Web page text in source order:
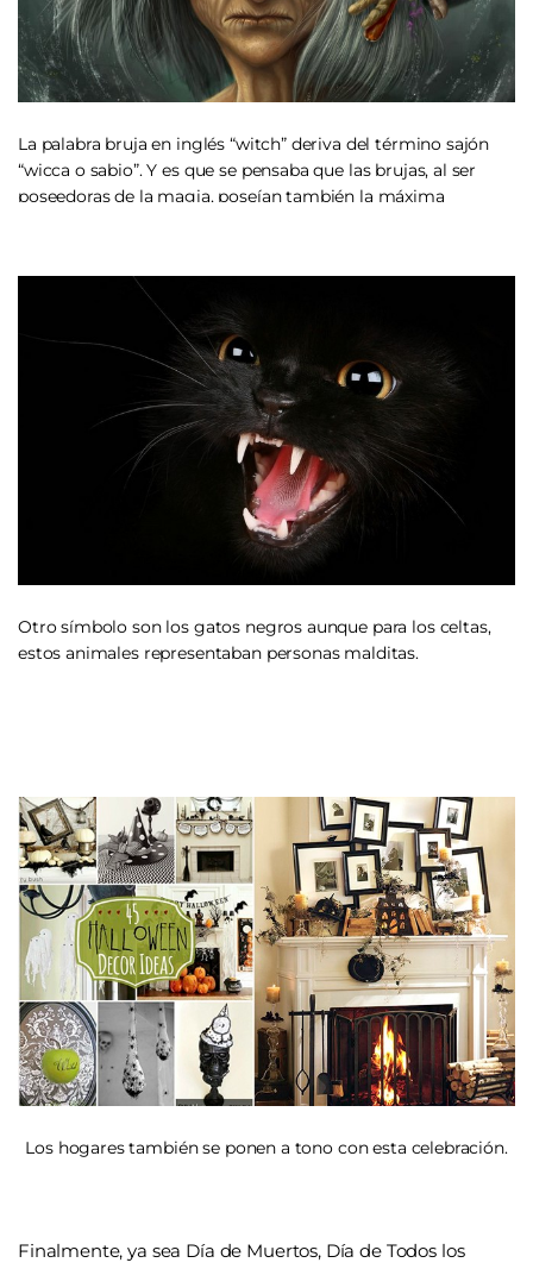
La palabra bruja en inglés “witch” deriva del término sajón
“wicca o sabio”. Y es que se pensaba que las brujas, al ser
poseedoras de la magia, poseían también la máxima
Otro símbolo son los gatos negros aunque para los celtas,
estos animales representaban personas malditas.
Los hogares también se ponen a tono con esta celebración.
Finalmente, ya sea Día de Muertos, Día de Todos los